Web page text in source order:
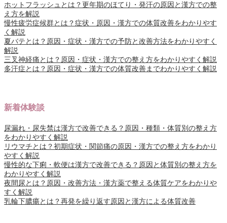
ホットフラッシュとは？更年期のほてり・発汗の原因と漢方での整
え方を解説
慢性疲労症候群とは？症状・原因・漢方での体質改善をわかりやす
く解説
夏バテとは？原因・症状・漢方での予防と改善方法をわかりやすく
解説
三叉神経痛とは？原因・症状・漢方での整え方をわかりやすく解説
多汗症とは？原因・症状・漢方での体質改善までわかりやすく解説
新着体験談
尿漏れ・尿失禁は漢方で改善できる？原因・種類・体質別の整え方
をわかりやすく解説
リウマチとは？初期症状・関節痛の原因・漢方での整え方をわかり
やすく解説
慢性的な下痢・軟便は漢方で改善できる？原因と体質別の整え方を
わかりやすく解説
夜間尿とは？原因・改善方法・漢方薬で整える体質ケアをわかりや
すく解説
乳輪下膿瘍とは？再発を繰り返す原因と漢方による体質改善